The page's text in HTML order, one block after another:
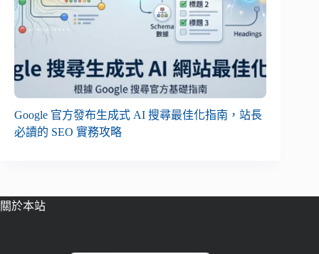
Google 官方發布生成式 AI 搜尋最佳化指南，站長
必讀的 SEO 實務攻略
關於本站